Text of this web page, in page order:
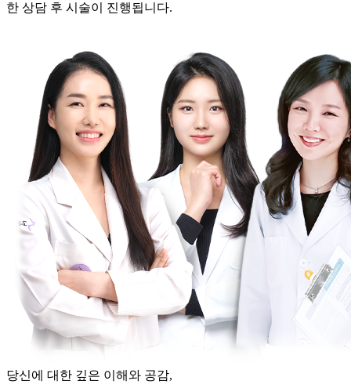
한 상담 후 시술이 진행됩니다.
당신에 대한 깊은 이해와 공감,